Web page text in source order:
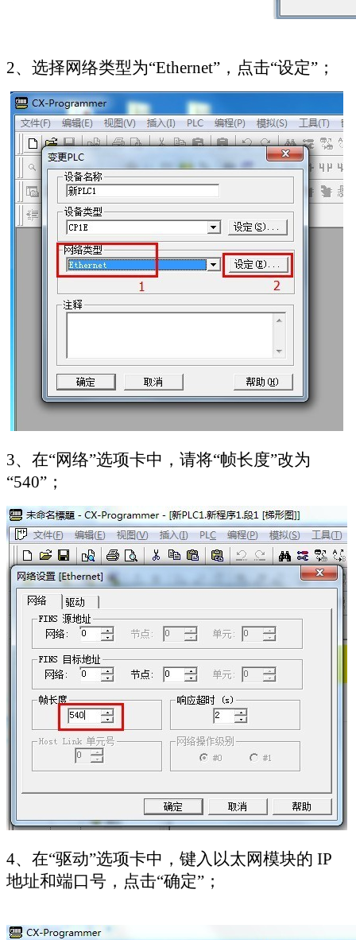
2、选择网络类型为“Ethernet”，点击“设定”；
3、在“网络”选项卡中，请将“帧长度”改为
“540”；
4、在“驱动”选项卡中，键入以太网模块的 IP
地址和端口号，点击“确定”；